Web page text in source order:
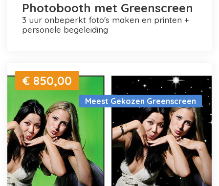
Photobooth met Greenscreen
3 uur onbeperkt foto's maken en printen +
personele begeleiding
Meest Gekozen Greenscreen
€ 850,00